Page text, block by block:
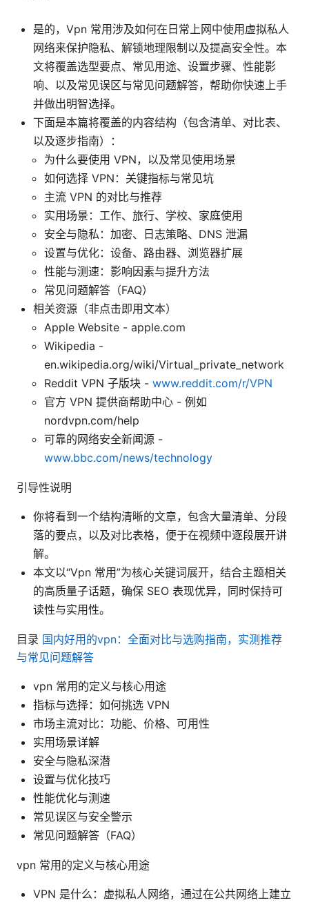
是的，Vpn 常用涉及如何在日常上网中使用虚拟私人
网络来保护隐私、解锁地理限制以及提高安全性。本
文将覆盖选型要点、常见用途、设置步骤、性能影
响、以及常见误区与常见问题解答，帮助你快速上手
并做出明智选择。
下面是本篇将覆盖的内容结构（包含清单、对比表、
以及逐步指南）：
为什么要使用 VPN，以及常见使用场景
如何选择 VPN：关键指标与常见坑
主流 VPN 的对比与推荐
实用场景：工作、旅行、学校、家庭使用
安全与隐私：加密、日志策略、DNS 泄漏
设置与优化：设备、路由器、浏览器扩展
性能与测速：影响因素与提升方法
常见问题解答（FAQ）
相关资源（非点击即用文本）
Apple Website - apple.com
Wikipedia -
en.wikipedia.org/wiki/Virtual_private_network
Reddit VPN 子版块 - www.reddit.com/r/VPN
官方 VPN 提供商帮助中心 - 例如
nordvpn.com/help
可靠的网络安全新闻源 -
www.bbc.com/news/technology
引导性说明
你将看到一个结构清晰的文章，包含大量清单、分段
落的要点，以及对比表格，便于在视频中逐段展开讲
解。
本文以“Vpn 常用”为核心关键词展开，结合主题相关
的高质量子话题，确保 SEO 表现优异，同时保持可
读性与实用性。
目录 国内好用的vpn：全面对比与选购指南，实测推荐
与常见问题解答
vpn 常用的定义与核心用途
指标与选择：如何挑选 VPN
市场主流对比：功能、价格、可用性
实用场景详解
安全与隐私深潜
设置与优化技巧
性能优化与测速
常见误区与安全警示
常见问题解答（FAQ）
vpn 常用的定义与核心用途
VPN 是什么：虚拟私人网络，通过在公共网络上建立